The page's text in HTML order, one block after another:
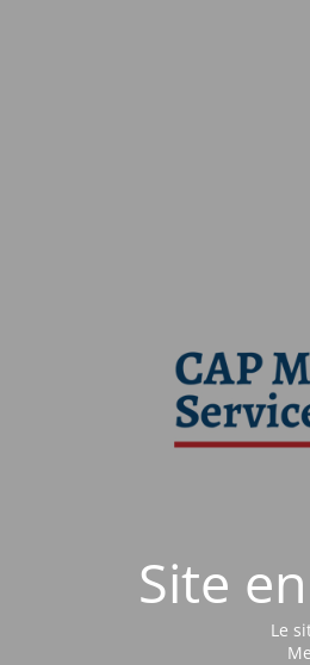
Site
Le